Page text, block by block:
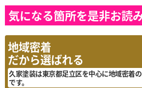
気になる箇所を是非お読
地域密着
だから選ばれる
久家塗装は東京都足立区を中心に地域密着
です。